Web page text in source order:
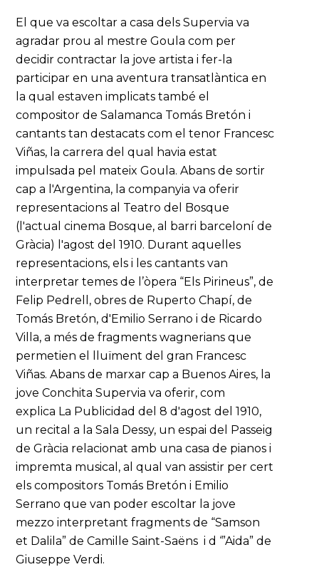
El que va escoltar a casa dels Supervia va
agradar prou al mestre Goula com per
decidir contractar la jove artista i fer-la
participar en una aventura transatlàntica en
la qual estaven implicats també el
compositor de Salamanca Tomás Bretón i
cantants tan destacats com el tenor Francesc
Viñas, la carrera del qual havia estat
impulsada pel mateix Goula. Abans de sortir
cap a l'Argentina, la companyia va oferir
representacions al Teatro del Bosque
(l'actual cinema Bosque, al barri barceloní de
Gràcia) l'agost del 1910. Durant aquelles
representacions, els i les cantants van
interpretar temes de l’òpera “Els Pirineus”, de
Felip Pedrell, obres de Ruperto Chapí, de
Tomás Bretón, d'Emilio Serrano i de Ricardo
Villa, a més de fragments wagnerians que
permetien el lluïment del gran Francesc
Viñas. Abans de marxar cap a Buenos Aires, la
jove Conchita Supervia va oferir, com
explica La Publicidad del 8 d'agost del 1910,
un recital a la Sala Dessy, un espai del Passeig
de Gràcia relacionat amb una casa de pianos i
impremta musical, al qual van assistir per cert
els compositors Tomás Bretón i Emilio
Serrano que van poder escoltar la jove
mezzo interpretant fragments de “Samson
et Dalila” de Camille Saint-Saëns i d ‘”Aida” de
Giuseppe Verdi.